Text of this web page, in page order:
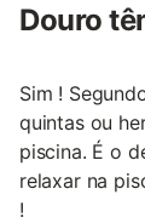
Douro
Sim !
quintas ou
piscina. É o
relaxar na
!